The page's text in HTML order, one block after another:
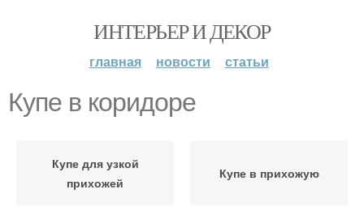
ИНТЕРЬЕР И ДЕКОР
главная новости статьи
Купе в коридоре
Купе для узкой
прихожей
Купе в прихожую